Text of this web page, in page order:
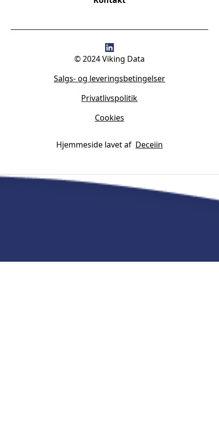
© 2024 Viking Data
Salgs- og leveringsbetingelser
Privatlivspolitik
Cookies
Hjemmeside lavet af Deceiin